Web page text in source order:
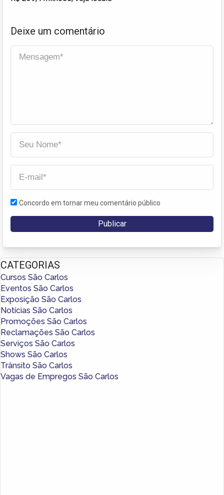
Deixe um comentário
Concordo em tornar meu comentário público
CATEGORIAS
Cursos São Carlos
Eventos São Carlos
Exposição São Carlos
Notícias São Carlos
Promoções São Carlos
Reclamações São Carlos
Serviços São Carlos
Shows São Carlos
Trânsito São Carlos
Vagas de Empregos São Carlos